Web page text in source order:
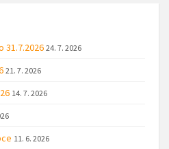
31.7.2026 24. 7. 2026
21. 7. 2026
14. 7. 2026
11. 6. 2026